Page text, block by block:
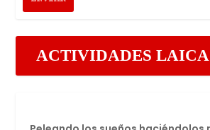
ACTIVIDADES